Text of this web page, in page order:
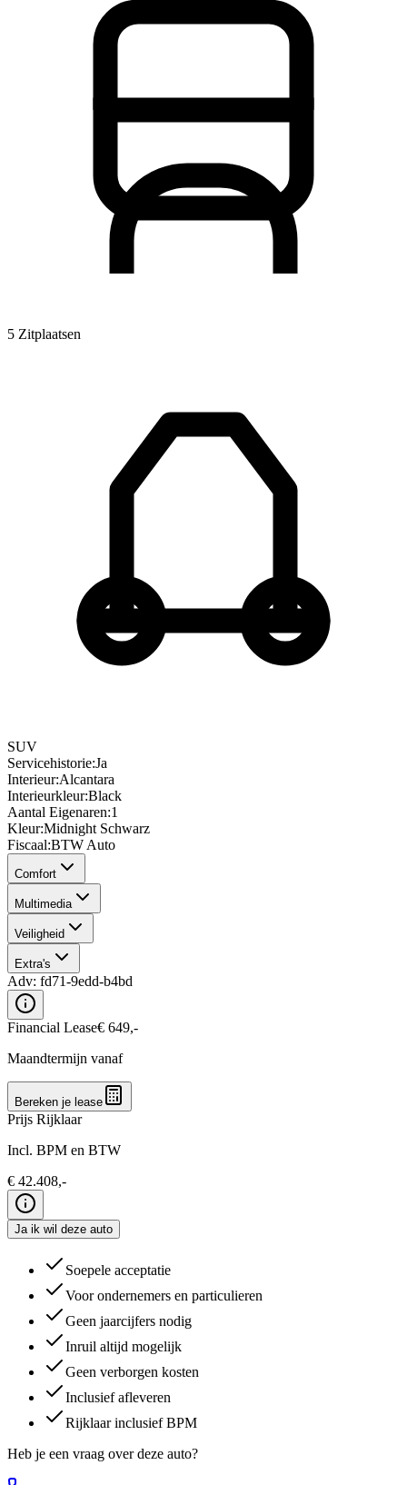
5 Zitplaatsen
SUV
Servicehistorie:Ja
Interieur:Alcantara
Interieurkleur:Black
Aantal Eigenaren:1
Kleur:Midnight Schwarz
Fiscaal:BTW Auto
Comfort
Multimedia
Veiligheid
Extra's
Adv: fd71-9edd-b4bd
Financial Lease€ 649,-
Maandtermijn vanaf
Bereken je lease
Prijs Rijklaar
Incl. BPM en BTW
€ 42.408,-
Ja ik wil deze auto
Soepele acceptatie
Voor ondernemers en particulieren
Geen jaarcijfers nodig
Inruil altijd mogelijk
Geen verborgen kosten
Inclusief afleveren
Rijklaar inclusief BPM
Heb je een vraag over deze auto?